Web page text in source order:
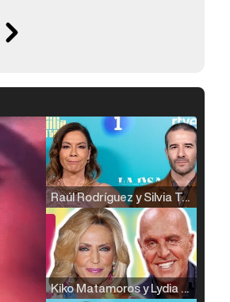
Raúl Rodríguez y Silvia Taulés nos cuentan su papel en 'La familia de la tele'
Kiko Matamoros y Lydia Lozano: "Nuestro público es de todas las edades y RTVE tiene un público muy pegado a las novelas, al que tenemos que captar"